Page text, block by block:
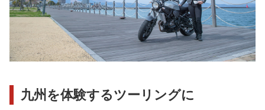
九州を体験するツーリングに